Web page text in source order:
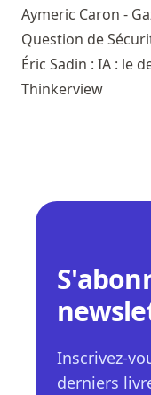
Aymeric Caron -
Question de
Éric Sadin : IA : le
Thinkerview
Inscrivez-
derniers